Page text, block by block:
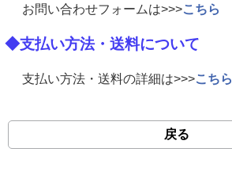
お問い合わせフォームは>>>こちら
◆支払い方法・送料について
支払い方法・送料の詳細は>>>こちら
戻る